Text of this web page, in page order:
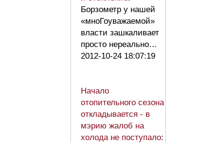
Борзометр у нашей
«мноГоуважаемой»
власти зашкаливает
просто нереально…
2012-10-24 18:07:19
Начало
отопительного сезона
откладывается - в
мэрию жалоб на
холода не поступало: